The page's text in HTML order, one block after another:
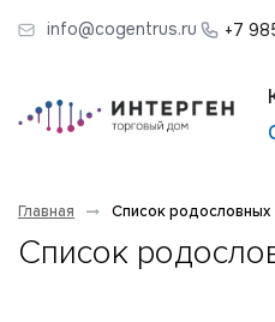
info@cogentrus.ru +7
Главная Список родословных
Список